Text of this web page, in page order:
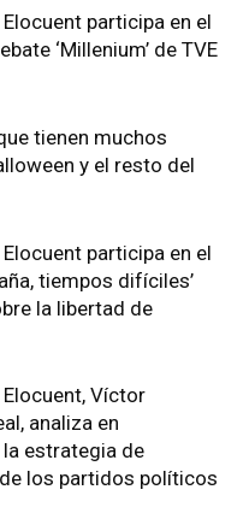
participa en el
‘Millenium’ de TVE
tienen muchos
y el resto del
participa en el
tiempos difíciles’
la libertad de
Víctor
analiza en
estrategia de
los partidos políticos